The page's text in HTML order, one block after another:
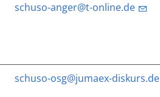
schuso-anger@t-online.de
schuso-osg@jumaex-diskurs.de